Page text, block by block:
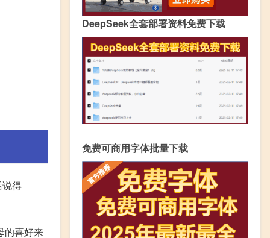
得
的喜好来
DeepSeek全套部署资料免费下载
免费可商用字体批量下载